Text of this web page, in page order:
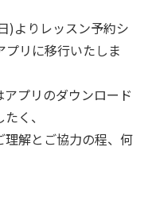
)よりレッスン予約シ
リに移行いたしま
プリのダウンロード
く、
解とご協力の程、何